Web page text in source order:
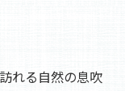
しさ
楽しみ方
れる自然の息吹